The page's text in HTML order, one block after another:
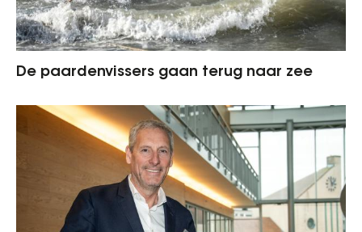
De paardenvissers gaan terug naar zee